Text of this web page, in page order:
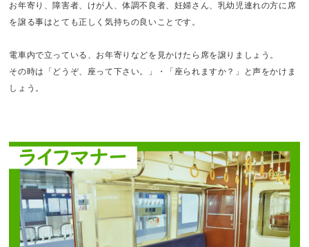
お年寄り、障害者、けが人、体調不良者、妊婦さん、乳幼児連れの方に席
を譲る事はとても正しく気持ちの良いことです。
電車内で立っている、お年寄りなどを見かけたら席を譲りましょう。
その時は「どうぞ、座って下さい。」・「座られますか？」と声をかけま
しょう。